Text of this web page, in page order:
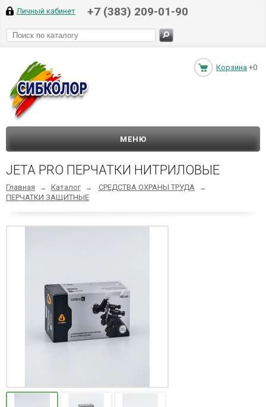
Личный кабинет +7 (383) 209-01-90
Корзина +0
МЕНЮ
JETA PRO ПЕРЧАТКИ НИТРИЛОВЫЕ
Главная → Каталог → СРЕДСТВА ОХРАНЫ ТРУДА →
ПЕРЧАТКИ ЗАЩИТНЫЕ